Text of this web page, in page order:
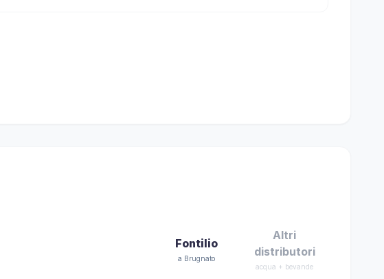
Fontilio
a Brugnato
Altri
distributori
acqua + bevande